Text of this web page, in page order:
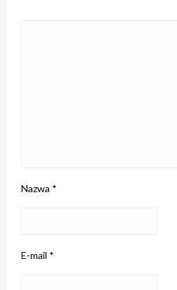
Nazwa *
E-mail *